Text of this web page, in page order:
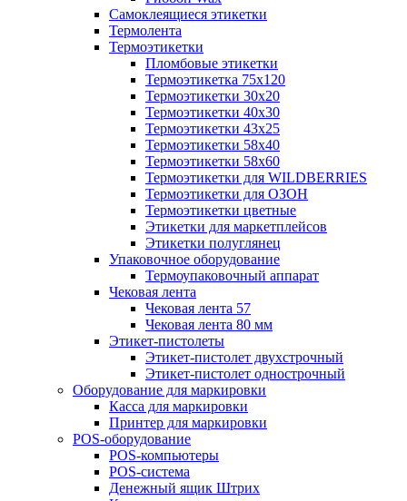
Самоклеящиеся этикетки
Термолента
Термоэтикетки
Пломбовые этикетки
Термоэтикетка 75х120
Термоэтикетки 30х20
Термоэтикетки 40х30
Термоэтикетки 43х25
Термоэтикетки 58х40
Термоэтикетки 58х60
Термоэтикетки для WILDBERRIES
Термоэтикетки для ОЗОН
Термоэтикетки цветные
Этикетки для маркетплейсов
Этикетки полуглянец
Упаковочное оборудование
Термоупаковочный аппарат
Чековая лента
Чековая лента 57
Чековая лента 80 мм
Этикет-пистолеты
Этикет-пистолет двухстрочный
Этикет-пистолет однострочный
Оборудование для маркировки
Касса для маркировки
Принтер для маркировки
POS-оборудование
POS-компьютеры
POS-система
Денежный ящик Штрих